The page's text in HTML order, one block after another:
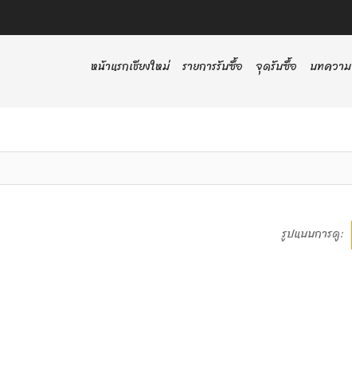
หน้าแรกเชียงใหม่ รายการรับซื้อ จุดรับซื้อ บทความ
รูปแบบการดู: